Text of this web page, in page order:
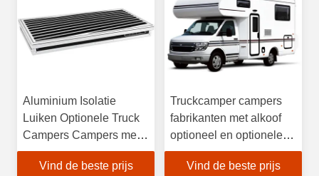
Aluminium Isolatie
Luiken Optionele Truck
Campers Campers met
Alkoof Optioneel en
Optionele
Vind de beste prijs
Truckcamper campers
fabrikanten met alkoof
optioneel en optionele
airconditioning voor
prestaties
Vind de beste prijs